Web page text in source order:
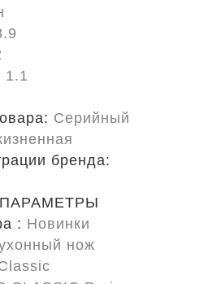
1.1
Серийный
бренда:
: Новинки
нож